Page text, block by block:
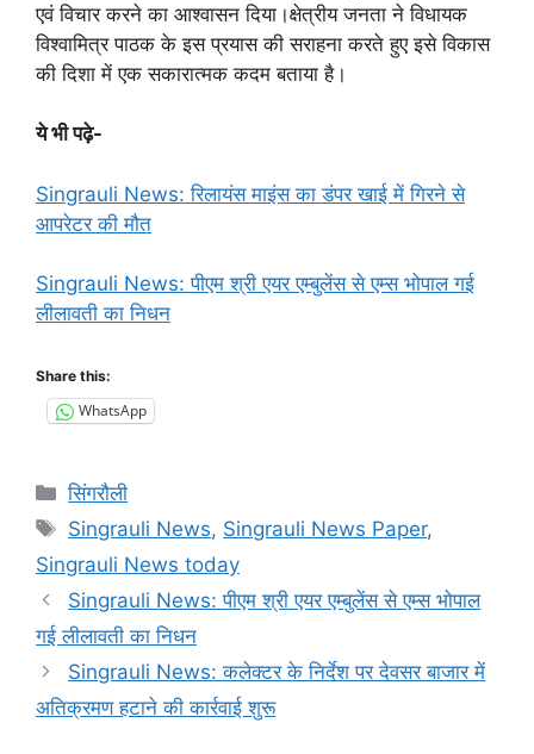
एवं विचार करने का आश्वासन दिया।क्षेत्रीय जनता ने विधायक
विश्वामित्र पाठक के इस प्रयास की सराहना करते हुए इसे विकास
की दिशा में एक सकारात्मक कदम बताया है।
ये भी पढ़े-
Singrauli News: रिलायंस माइंस का डंपर खाई में गिरने से
आपरेटर की मौत
Singrauli News: पीएम श्री एयर एम्बुलेंस से एम्स भोपाल गई
लीलावती का निधन
Share this:
WhatsApp
Categories
सिंगरौली
Tags
Singrauli News, Singrauli News Paper,
Singrauli News today
Singrauli News: पीएम श्री एयर एम्बुलेंस से एम्स भोपाल
गई लीलावती का निधन
Singrauli News: कलेक्टर के निर्देश पर देवसर बाजार में
अतिक्रमण हटाने की कार्रवाई शुरू